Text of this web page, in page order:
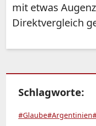
mit etwas
Direktvergleich
Schlagworte:
#Glaube#Argentinien